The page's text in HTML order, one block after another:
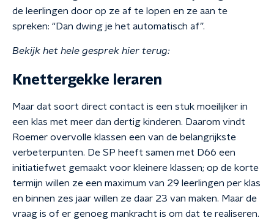
de leerlingen door op ze af te lopen en ze aan te
spreken: “Dan dwing je het automatisch af”.
Bekijk het hele gesprek hier terug:
Knettergekke leraren
Maar dat soort direct contact is een stuk moeilijker in
een klas met meer dan dertig kinderen. Daarom vindt
Roemer overvolle klassen een van de belangrijkste
verbeterpunten. De SP heeft samen met D66 een
initiatiefwet gemaakt voor kleinere klassen; op de korte
termijn willen ze een maximum van 29 leerlingen per klas
en binnen zes jaar willen ze daar 23 van maken. Maar de
vraag is of er genoeg mankracht is om dat te realiseren.